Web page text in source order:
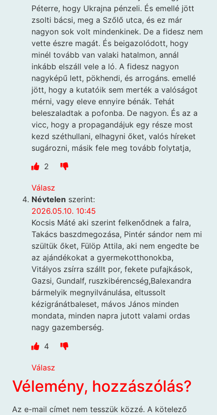
Péterre, hogy Ukrajna pénzeli. És emellé jött
zsolti bácsi, meg a Szőlő utca, és ez már
nagyon sok volt mindenkinek. De a fidesz nem
vette észre magát. És beigazolódott, hogy
minél tovább van valaki hatalmon, annál
inkább elszáll vele a ló. A fidesz nagyon
nagyképű lett, pökhendi, és arrogáns. emellé
jött, hogy a kutatóik sem merték a valóságot
mérni, vagy eleve ennyire bénák. Tehát
beleszaladtak a pofonba. De nagyon. És az a
vicc, hogy a propagandájuk egy része most
kezd széthullani, elhagyni őket, valós híreket
sugározni, másik fele meg tovább folytatja,
2
Válasz
Névtelen szerint:
2026.05.10. 10:45
Kocsis Máté aki szerint felkenődnek a falra,
Takács baszdmegozása, Pintér sándor nem mi
szültük őket, Fülöp Attila, aki nem engedte be
az ajándékokat a gyermekotthonokba,
Vitályos zsírra szállt por, fekete pufajkások,
Gazsi, Gundalf, ruszkibérencség,Balexandra
bármelyik megnyilvánulása, eltussolt
kézigránátbaleset, mávos János minden
mondata, minden napra jutott valami ordas
nagy gazemberség.
4
Válasz
Vélemény, hozzászólás?
Az e-mail címet nem tesszük közzé. A kötelező